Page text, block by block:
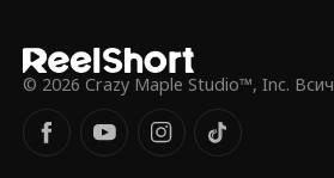
© 2026 Crazy Maple Studio™, Inc.